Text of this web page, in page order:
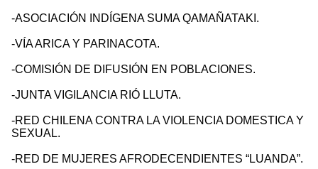
-ASOCIACIÓN INDÍGENA SUMA QAMAÑATAKI.
-VÍA ARICA Y PARINACOTA.
-COMISIÓN DE DIFUSIÓN EN POBLACIONES.
-JUNTA VIGILANCIA RIÓ LLUTA.
-RED CHILENA CONTRA LA VIOLENCIA DOMESTICA Y
SEXUAL.
-RED DE MUJERES AFRODECENDIENTES “LUANDA”.